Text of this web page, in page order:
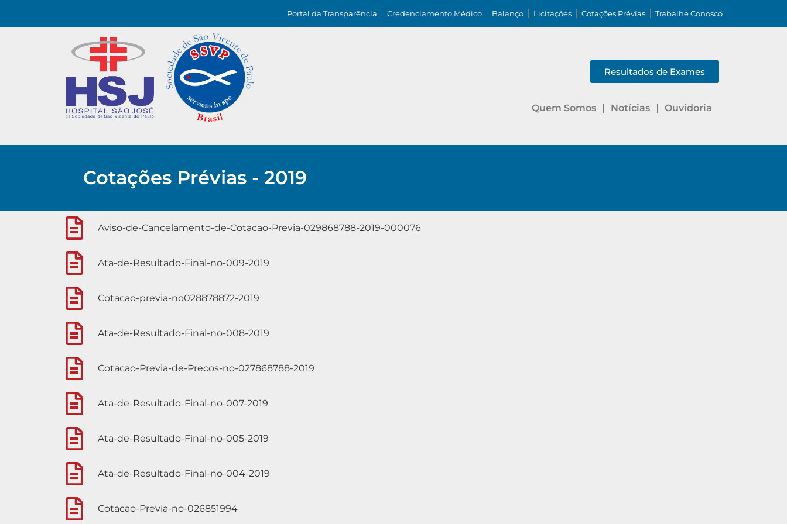
Portal da Transparência Credenciamento Médico Balanço Licitações Cotações Prévias Trabalhe Conosco
Resultados de Exames
Quem Somos Notícias Ouvidoria
Cotações Prévias - 2019
Aviso-de-Cancelamento-de-Cotacao-Previa-029868788-2019-000076
Ata-de-Resultado-Final-no-009-2019
Cotacao-previa-no028878872-2019
Ata-de-Resultado-Final-no-008-2019
Cotacao-Previa-de-Precos-no-027868788-2019
Ata-de-Resultado-Final-no-007-2019
Ata-de-Resultado-Final-no-005-2019
Ata-de-Resultado-Final-no-004-2019
Cotacao-Previa-no-026851994